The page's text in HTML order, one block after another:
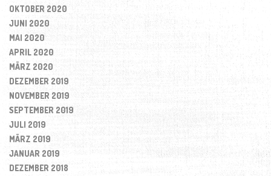
OKTOBER 2020
JUNI 2020
MAI 2020
APRIL 2020
MÄRZ 2020
DEZEMBER 2019
NOVEMBER 2019
SEPTEMBER 2019
JULI 2019
MÄRZ 2019
JANUAR 2019
DEZEMBER 2018